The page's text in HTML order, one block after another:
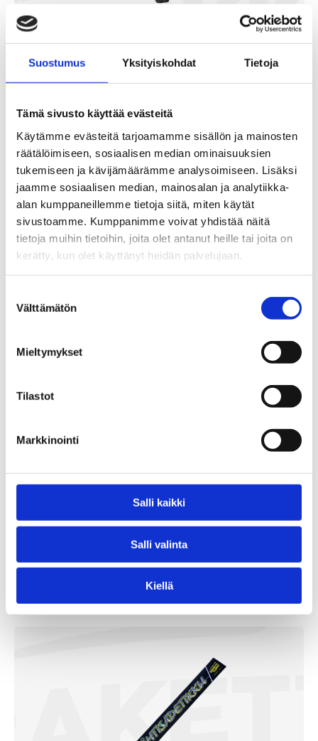
Suostumus Yksityiskohdat Tietoja
Tämä sivusto käyttää evästeitä
Käytämme evästeitä tarjoamamme sisällön ja mainosten
räätälöimiseen, sosiaalisen median ominaisuuksien
tukemiseen ja kävijämäärämme analysoimiseen. Lisäksi
jaamme sosiaalisen median, mainosalan ja analytiikka-
alan kumppaneillemme tietoja siitä, miten käytät
sivustoamme. Kumppanimme voivat yhdistää näitä
tietoja muihin tietoihin, joita olet antanut heille tai joita on
kerätty, kun olet käyttänyt heidän palvelujaan.
valinta
Välttämätön
Mieltymykset
Tilastot
Markkinointi
Salli kaikki
Salli valinta
Kiellä
2,90€
50st/pkt
Lägg Till I Varukorg
Iso Pörriäinen
2,90€
10st/pkt
Lägg Till I Varukorg